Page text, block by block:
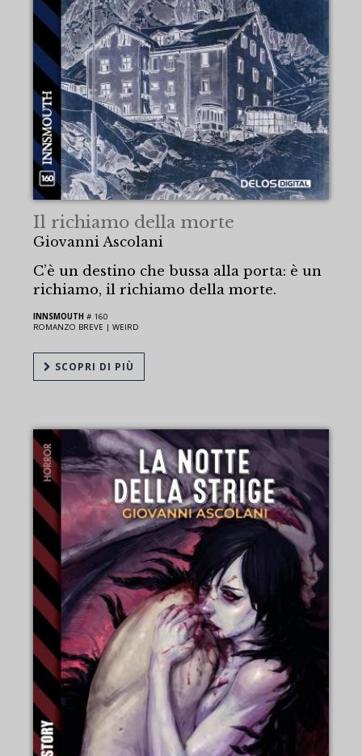
Il richiamo della morte
Giovanni Ascolani
C’è un destino che bussa alla porta: è un
richiamo, il richiamo della morte.
INNSMOUTH # 160
ROMANZO BREVE |WEIRD
SCOPRI DI PIÙ